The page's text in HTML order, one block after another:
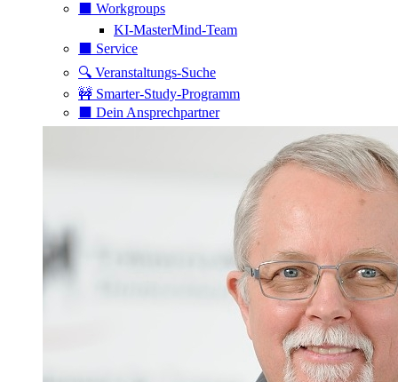
⬛️ Workgroups
KI-MasterMind-Team
⬛️ Service
🔍 Veranstaltungs-Suche
🚧 Smarter-Study-Programm
⬛️ Dein Ansprechpartner